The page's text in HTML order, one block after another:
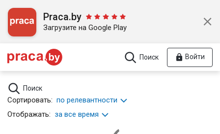
Praca.by
Загрузите на Google Play
Поиск Войти
Поиск
Сортировать: по релевантности
Отображать: за все время